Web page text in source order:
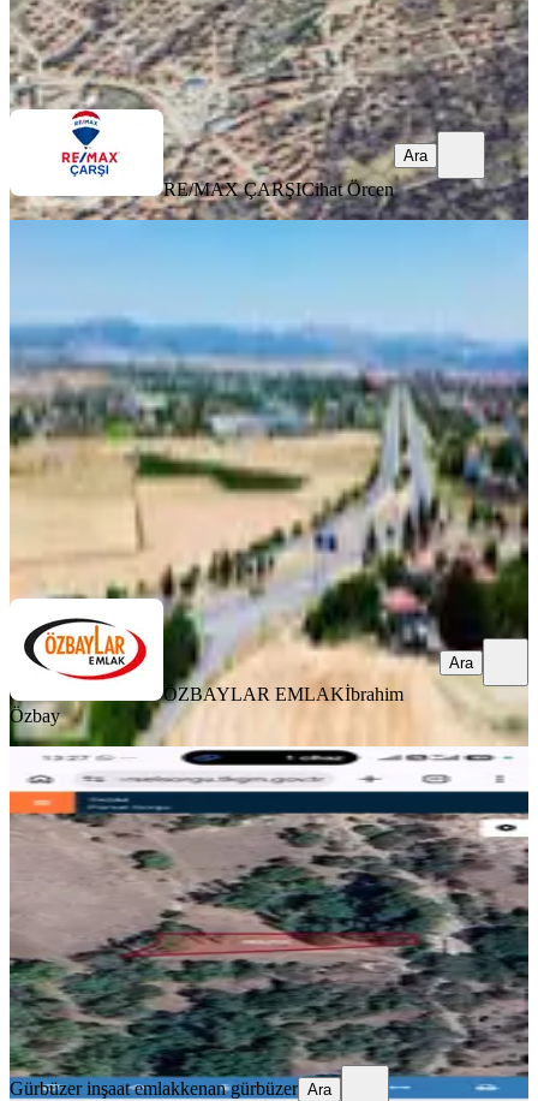
RE/MAX ÇARŞICihat Örcen
Ara
RE/MAX ÇARŞICihat Örcen
Ara
Şarkikaraağaç, Camikebir Mahallesi
533 m²·3.021/m²·04.06.2026
1.610.000 ₺
ÖZBAYLAR EMLAK İbrahim Özbay
ÖZBAYLAR EMLAKİbrahim
Özbay
Ara
397 Mt Arazi.tek Tapu .köye
Yakın.resmi Yolu Var
Yalvaç, Körküler Köyü
397 m²·451/m²·24.06.2026
179.000 ₺
Gürbüzer inşaat emlakkenan gürbüzer
Ara
Gürbüzer inşaat emlakkenan gürbüzer Ara